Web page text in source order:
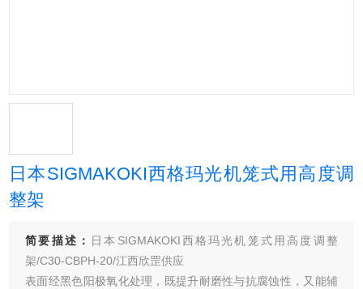
日本SIGMAKOKI西格玛光机笼式用高度调
整架
简要描述： 日本SIGMAKOKI西格玛光机笼式用高度调整
架/C30-CBPH-20/江西欣罡供应
表面经黑色阳极氧化处理，既提升耐磨性与抗腐蚀性，又能辅